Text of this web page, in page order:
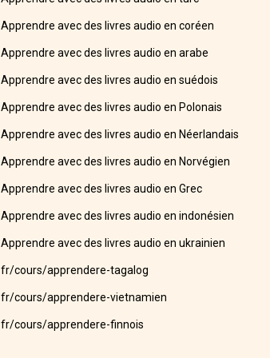
Apprendre avec des livres audio en coréen
Apprendre avec des livres audio en arabe
Apprendre avec des livres audio en suédois
Apprendre avec des livres audio en Polonais
Apprendre avec des livres audio en Néerlandais
Apprendre avec des livres audio en Norvégien
Apprendre avec des livres audio en Grec
Apprendre avec des livres audio en indonésien
Apprendre avec des livres audio en ukrainien
fr/cours/apprendere-tagalog
fr/cours/apprendere-vietnamien
fr/cours/apprendere-finnois